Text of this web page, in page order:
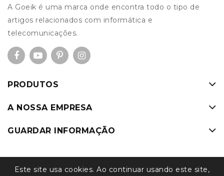
A Goeik é uma marca onde encontra todo o tipo de
artigos relacionados com informática e
telecomunicações.
PRODUTOS
A NOSSA EMPRESA
GUARDAR INFORMAÇÃO
Este site usa cookies. Ao continuar usando este site,